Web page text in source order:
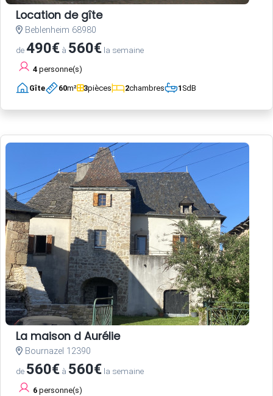
Location de gîte
Beblenheim 68980
de490€ à 560€ la semaine
4 personne(s)
Gîte 60m² 3pièces 2chambres 1SdB
La maison d Aurélie
Bournazel 12390
de 560€ à 560€ la semaine
6 personne(s)